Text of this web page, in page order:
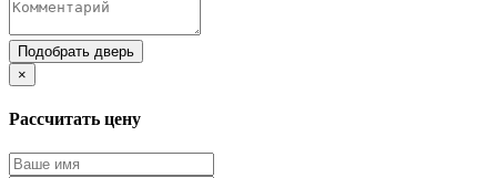
Подобрать дверь
×
Рассчитать цену